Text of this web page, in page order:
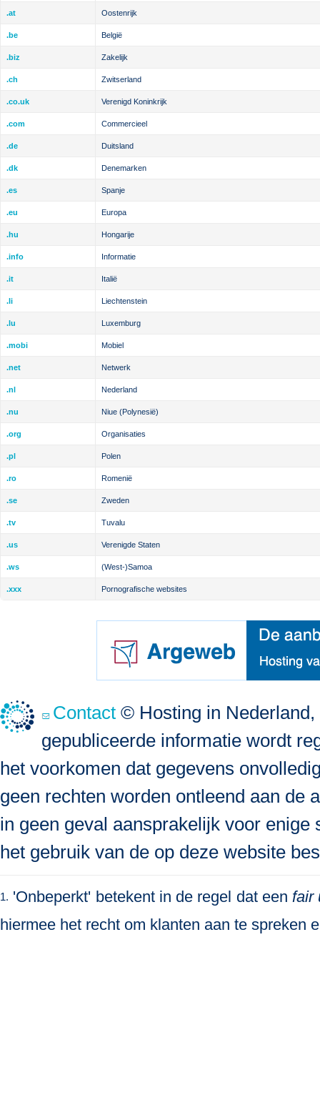
.at Oostenrijk
.be België
.biz Zakelijk
.ch Zwitserland
.co.uk Verenigd Koninkrijk
.com Commercieel
.de Duitsland
.dk Denemarken
.es Spanje
.eu Europa
.hu Hongarije
.info Informatie
.it Italië
.li Liechtenstein
.lu Luxemburg
.mobi Mobiel
.net Netwerk
.nl Nederland
.nu Niue (Polynesië)
.org Organisaties
.pl Polen
.ro Romenië
.se Zweden
.tv Tuvalu
.us Verenigde Staten
.ws (West-)Samoa
.xxx Pornografische websites
Contact © Hosting in
gepubliceerde informatie wordt
het voorkomen dat gegevens
geen rechten worden ontleend aan de
in geen geval aansprakelijk voor
het gebruik van de op deze website
1. 'Onbeperkt' betekent in de regel dat een fair
hiermee het recht om klanten aan te spreken